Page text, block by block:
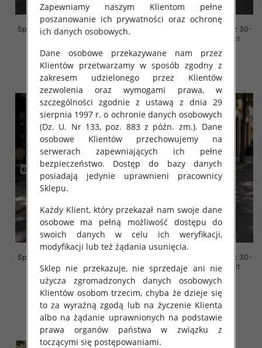
Spodenki męskie jeansy Roz 30-
40, 1 Kolor Paczka 10 szt
44.00 zł
szczegóły
Spodenki męskie jeansy Roz 30-
40, 1 Kolor Paczka 10 szt
44.00 zł
szczegóły
Spodenki męskie jeansy Roz 30-
40, 1 Kolor Paczka 10 szt
44.00 zł
szczegóły
Spodenki męskie jeansy Roz 30-
40, 1 Kolor Paczka 10 szt
44.00 zł
szczegóły
Zapewniamy naszym Klientom pełne
poszanowanie ich prywatności oraz ochronę
ich danych osobowych.
Dane osobowe przekazywane nam przez
Klientów przetwarzamy w sposób zgodny z
zakresem udzielonego przez Klientów
zezwolenia oraz wymogami prawa, w
szczególności zgodnie z ustawą z dnia 29
sierpnia 1997 r. o ochronie danych osobowych
(Dz. U. Nr 133, poz. 883 z późn. zm.). Dane
osobowe Klientów przechowujemy na
serwerach zapewniających ich pełne
bezpieczeństwo. Dostęp do bazy danych
posiadają jedynie uprawnieni pracownicy
Sklepu.
Każdy Klient, który przekazał nam swoje dane
osobowe ma pełną możliwość dostępu do
swoich danych w celu ich weryfikacji,
modyfikacji lub też żądania usunięcia.
Sklep nie przekazuje, nie sprzedaje ani nie
użycza zgromadzonych danych osobowych
Klientów osobom trzecim, chyba że dzieje się
to za wyraźną zgodą lub na życzenie Klienta
albo na żądanie uprawnionych na podstawie
prawa organów państwa w związku z
toczącymi się postępowaniami.